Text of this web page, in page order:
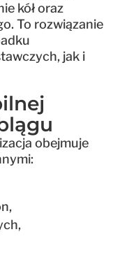
kół oraz
To rozwiązanie
jak i
obejmuje